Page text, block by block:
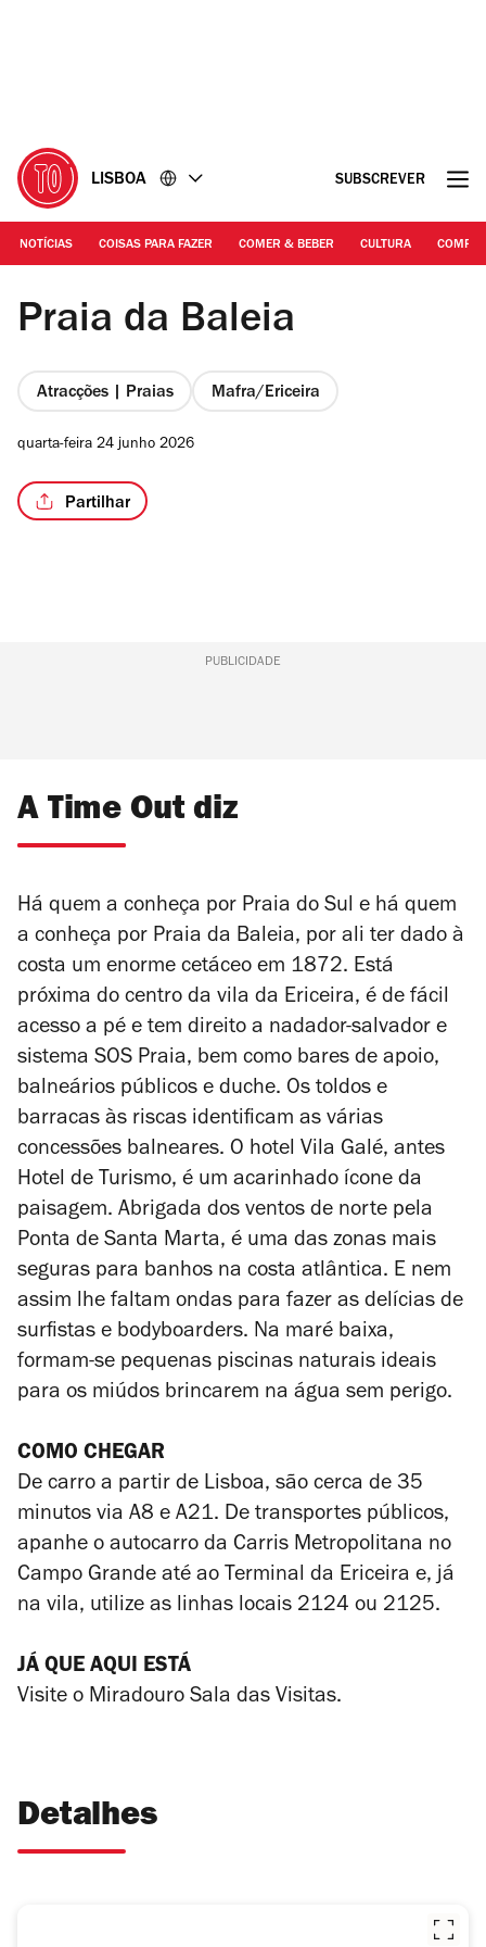
LISBOA SUBSCREVER
NOTÍCIAS COISAS PARA FAZER COMER & BEBER CULTURA
Fotografia: Vitor Oliveira/ Wikipedia
Praia da Baleia
Atracções | Praias Mafra/Ericeira
quarta-feira 24 junho 2026
Partilhar
PUBLICIDADE
A Time Out diz
Há quem a conheça por Praia do Sul e há quem
a conheça por Praia da Baleia, por ali ter dado à
costa um enorme cetáceo em 1872. Está
próxima do centro da vila da Ericeira, é de fácil
acesso a pé e tem direito a nadador-salvador e
sistema SOS Praia, bem como bares de apoio,
balneários públicos e duche. Os toldos e
barracas às riscas identificam as várias
concessões balneares. O hotel Vila Galé, antes
Hotel de Turismo, é um acarinhado ícone da
paisagem. Abrigada dos ventos de norte pela
Ponta de Santa Marta, é uma das zonas mais
seguras para banhos na costa atlântica. E nem
assim lhe faltam ondas para fazer as delícias de
surfistas e bodyboarders. Na maré baixa,
formam-se pequenas piscinas naturais ideais
para os miúdos brincarem na água sem perigo.
COMO CHEGAR
De carro a partir de Lisboa, são cerca de 35
minutos via A8 e A21. De transportes públicos,
apanhe o autocarro da Carris Metropolitana no
Campo Grande até ao Terminal da Ericeira e, já
na vila, utilize as linhas locais 2124 ou 2125.
JÁ QUE AQUI ESTÁ
Visite o Miradouro Sala das Visitas.
Detalhes